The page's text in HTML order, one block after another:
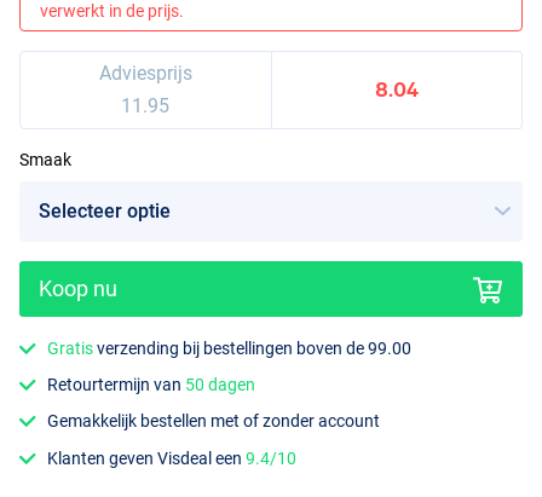
verwerkt in de prijs.
Adviesprijs
11.95
8.04
Smaak
Koop nu
Gratisverzending bij bestellingen boven de 99.00
Retourtermijn van 50 dagen
Gemakkelijk bestellen met of zonder account
Klanten geven Visdeal een9.4/10